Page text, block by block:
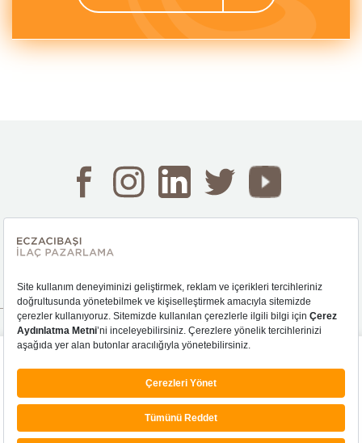
© Tüm hakları saklıdır.
2023 Eczacıbaşı İlaç Pazarlama
Kişisel Verilerin Korunması
Sürdürülebilirlik Politikaları
Bilgi Güvenliği Politikası
sitemizde çerezler kullanmak isteriz. Vereceğiniz onayı
istediğiniz zaman değiştirebilir ya da geri alabilirsiniz. Çerez
kullanımı ile ilgili detaylı bilgiye
buradan